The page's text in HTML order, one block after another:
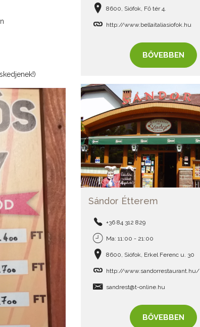
8600, Siófok, Fő tér 4.
http://www.bellaitaliasiofok.hu
BŐVEBBEN
Sándor Étterem
+36 84 312 829
Ma: 11:00 - 21:00
8600, Siófok, Erkel Ferenc u. 30
http://www.sandorrestaurant.hu/
sandrest@t-online.hu
BŐVEBBEN